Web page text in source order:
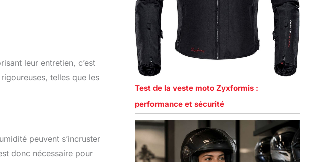
leur entretien, c’est
telles que les
peuvent s’incruster
donc nécessaire pour
Test de la veste moto Zyxformis :
performance et sécurité